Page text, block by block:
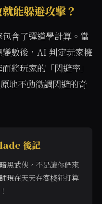
能躲避攻擊？
包含了彈道學計算。當
數後，AI 判定玩家擁
將玩家的「閃避率」
地不動微調閃避的奇
後記
黑武俠，不是讓你們來
現在天天在客棧狂打算